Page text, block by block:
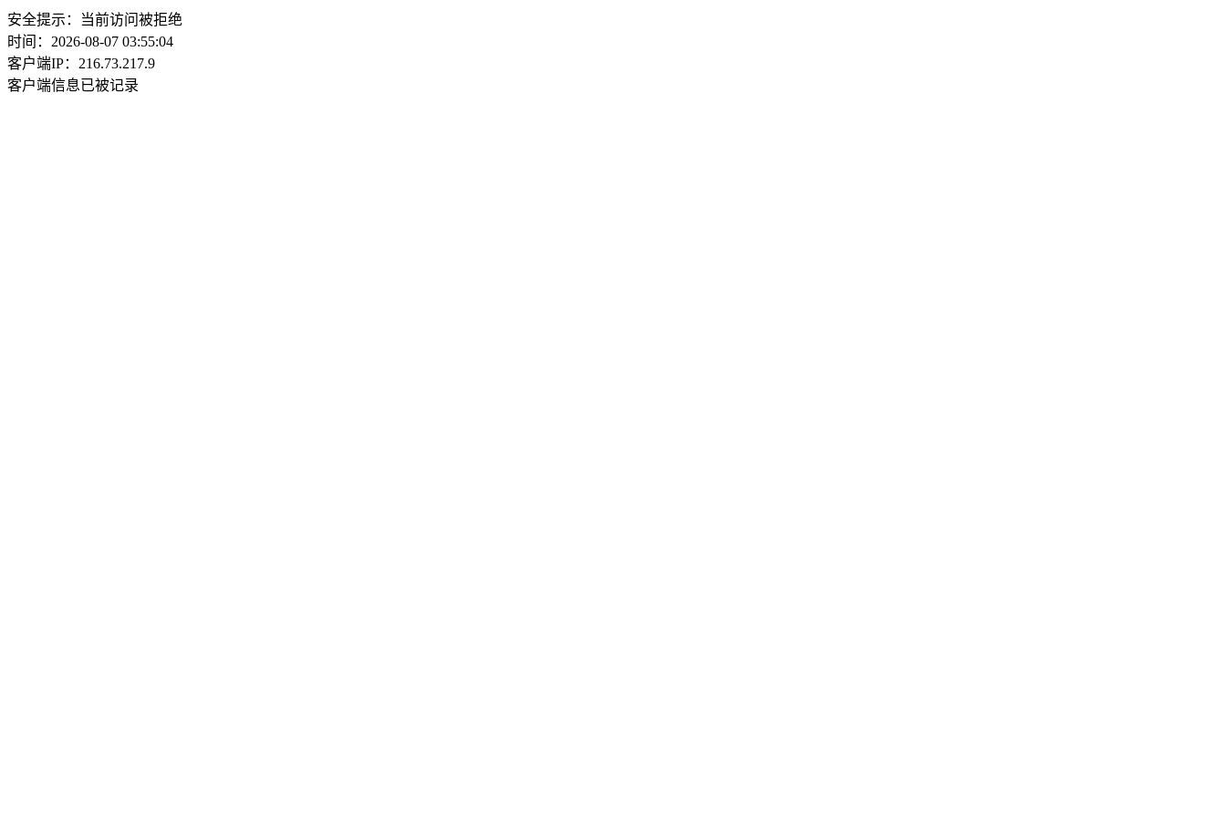
安全提示：当前访问被拒绝
时间：2026-08-07 03:55:04
客户端IP：216.73.217.9
客户端信息已被记录